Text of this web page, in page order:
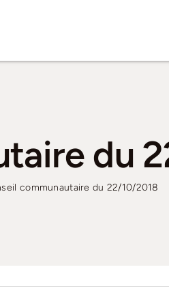
du
communautaire du 22/10/2018